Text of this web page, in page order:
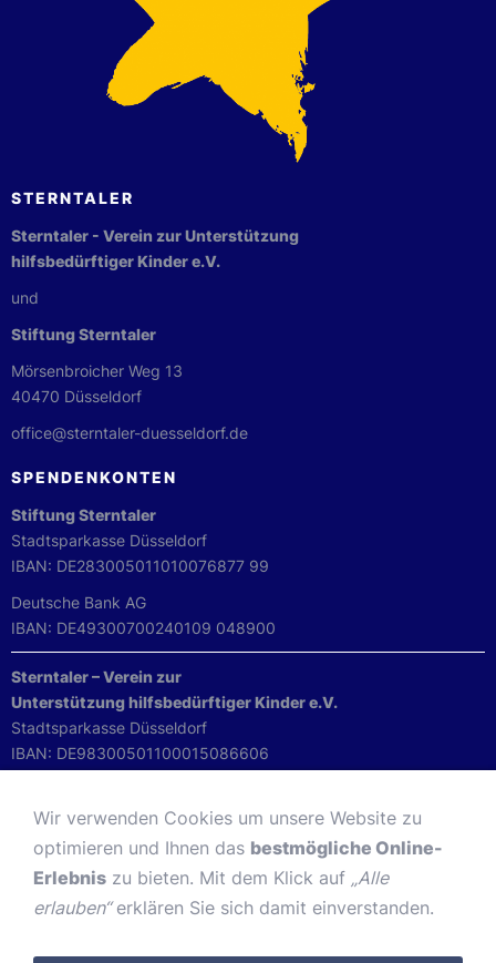
STERNTALER
Sterntaler - Verein zur Unterstützung
hilfsbedürftiger Kinder e.V.
und
Stiftung Sterntaler
Mörsenbroicher Weg 13
40470 Düsseldorf
office@sterntaler-duesseldorf.de
SPENDENKONTEN
Stiftung Sterntaler
Stadtsparkasse Düsseldorf
IBAN: DE283005011010076877 99
Deutsche Bank AG
IBAN: DE49300700240109 048900
Sterntaler – Verein zur
Unterstützung hilfsbedürftiger Kinder e.V.
Stadtsparkasse Düsseldorf
IBAN: DE98300501100015086606
DATENSCHUTZ
Datenschutz
KONTAKT
Wir verwenden Cookies um unsere Website zu
optimieren und Ihnen das bestmögliche Online-
Erlebnis zu bieten. Mit dem Klick auf „Alle
erlauben“erklären Sie sich damit einverstanden.